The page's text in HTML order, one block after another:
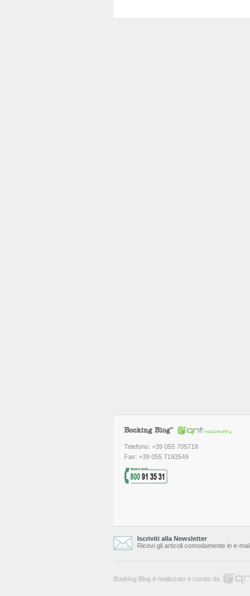
Telefono: +39 055 705718
Fax: +39 055 7193549
Iscriviti alla Newsletter
Ricevi gli articoli comodamente in e-mail
Booking Blog è realizzato e curato da